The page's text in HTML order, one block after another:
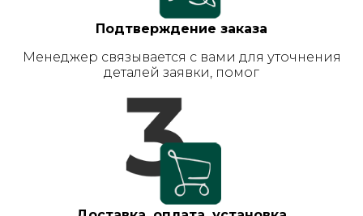
Подтверждение заказа
Менеджер связывается с вами для уточнения
деталей заявки, помог